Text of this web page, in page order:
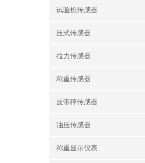
试验机传感器
压式传感器
拉力传感器
称重传感器
皮带秤传感器
油压传感器
称重显示仪表